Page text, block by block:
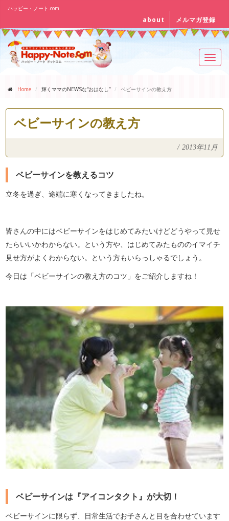
ハッピー・ノート.com
about メルマガ登録
Home 輝くママのNEWSな“おはなし” ベビーサインの教え方
ベビーサインの教え方
/ 2013年11月
ベビーサインを教えるコツ
立冬を過ぎ、途端に寒くなってきましたね。
皆さんの中にはベビーサインをはじめてみたいけどどうやって見せ
たらいいかわからない。という方や、はじめてみたもののイマイチ
見せ方がよくわからない。という方もいらっしゃるでしょう。
今日は「ベビーサインの教え方のコツ」をご紹介しますね！
ベビーサインは『アイコンタクト』が大切！
ベビーサインに限らず、日常生活でお子さんと目を合わせています